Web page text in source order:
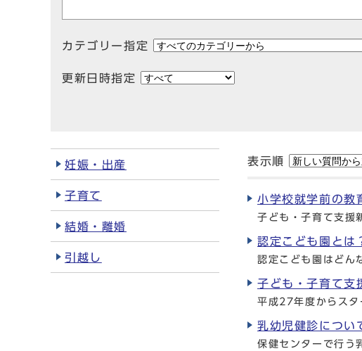
カテゴリー指定
更新日時指定
表示順
小学校就学前の教
子ども・子育て支援
認定こども園とは
認定こども園はどん
子ども・子育て支
平成27年度からスタ
乳幼児健診につい
保健センターで行う
妊娠・出産
子育て
結婚・離婚
引越し